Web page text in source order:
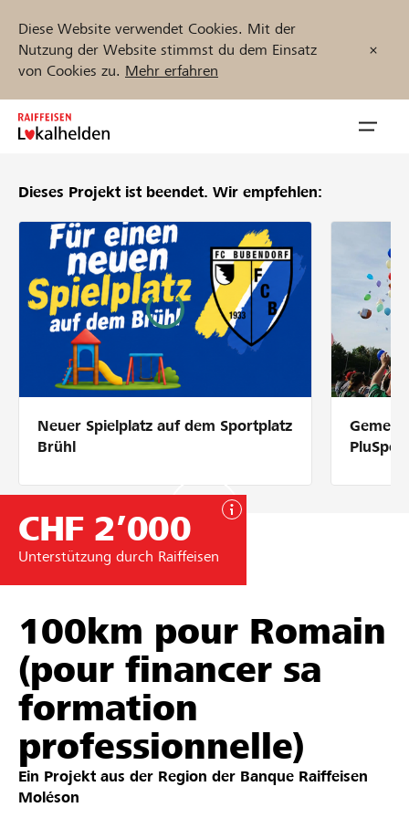
Diese Website verwendet Cookies. Mit der
Nutzung der Website stimmst du dem Einsatz
von Cookies zu. Mehr erfahren
Zum
Inhalt
Unterstützen
Hilfe & Support
Partner / Raiffeisenbank
Anmelden
Projekte und Organisationen finden
DE FR IT
Dieses Projekt ist beendet. Wir empfehlen:
Neuer Spielplatz auf dem Sportplatz
Brühl
CHF 2’000
Unterstützung durch Raiffeisen
100km pour Romain
(pour financer sa
formation
professionnelle)
Ein Projekt aus der Region der Banque Raiffeisen
Moléson